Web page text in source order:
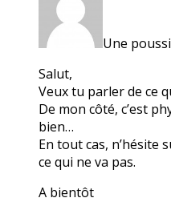
Une
Salut,
Veux tu parler de ce
De mon côté, c’est
bien…
En tout cas, n’hésite
ce qui ne va pas.
A bientôt